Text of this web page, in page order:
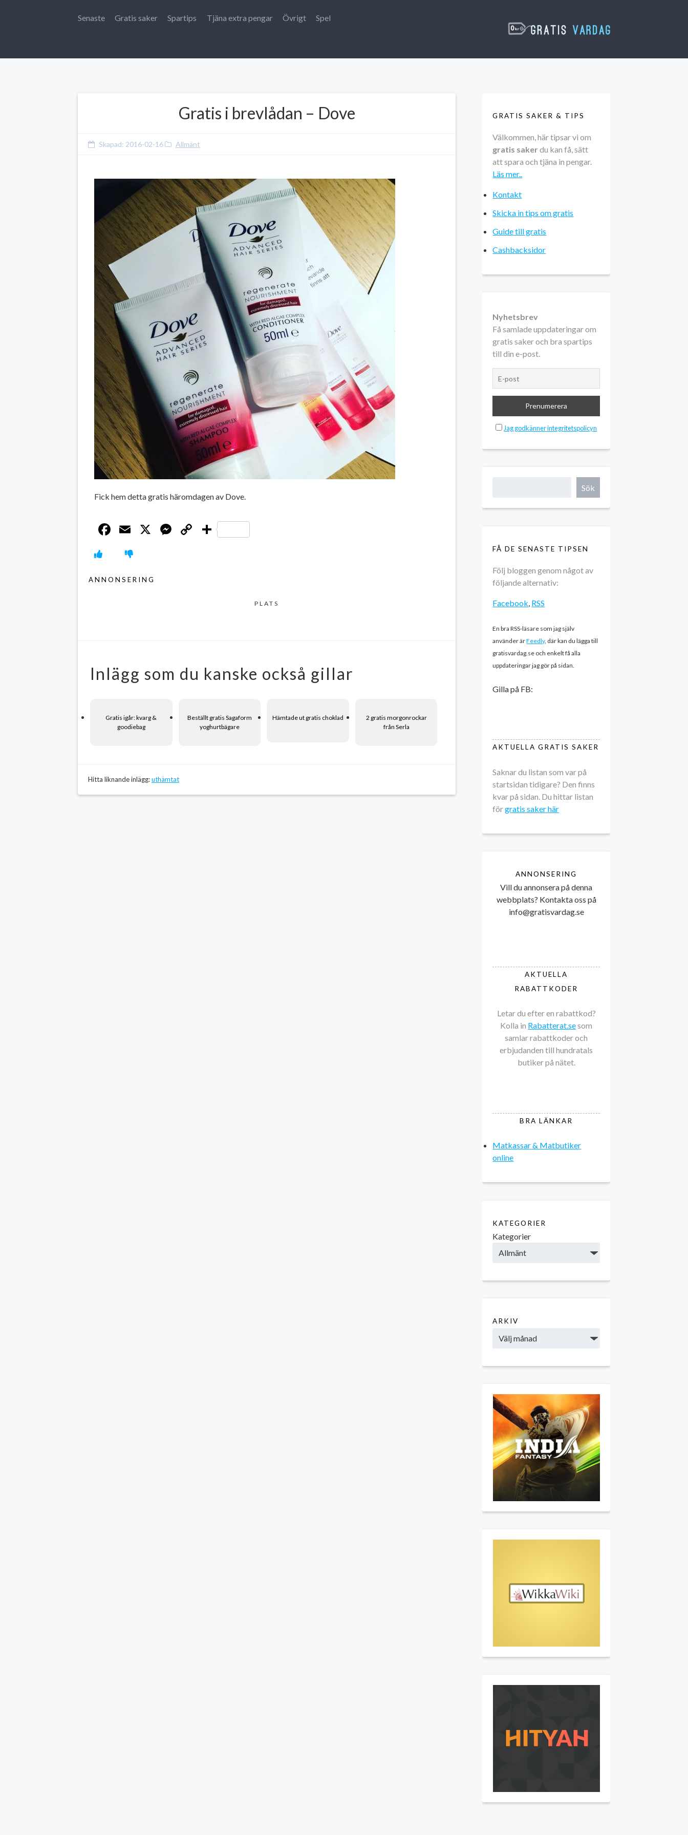
Senaste Gratis saker Spartips Tjäna extra pengar Övrigt Spel
Gratis i brevlådan – Dove
Skapad: 2016-02-16 Allmänt
Fick hem detta gratis häromdagen av Dove.
Facebook
Email
X Messenger
CopyDela
ANNONSERING
PLATS
Inlägg som du kanske också gillar
Gratis igår: kvarg &
goodiebag
Beställt gratis Sagaform
yoghurtbägare
Hämtade ut gratis choklad
2 gratis morgonrockar
från Serla
Hitta liknande inlägg:uthämtat
GRATIS SAKER & TIPS
Välkommen, här tipsar vi om
gratis saker du kan få, sätt
att spara och tjäna in pengar.
Läs mer..
Kontakt
Skicka in tips om gratis
Guide till gratis
Cashbacksidor
Nyhetsbrev
Få samlade uppdateringar om
gratis saker och bra spartips
till din e-post.
Jag godkänner integritetspolicyn
Sök
FÅ DE SENASTE TIPSEN
Följ bloggen genom något av
följande alternativ:
Facebook RSS
En bra RSS-läsare som jag själv
använder ärFeedly, där kan du lägga till
gratisvardag.se och enkelt få alla
uppdateringar jag gör på sidan.
Gilla på FB:
AKTUELLA GRATIS SAKER
Saknar du listan som var på
startsidan tidigare? Den finns
kvar på sidan. Du hittar listan
förgratis saker här
ANNONSERING
Vill du annonsera på denna
webbplats? Kontakta oss på
info@gratisvardag.se
AKTUELLA
RABATTKODER
Letar du efter en rabattkod?
Kolla in Rabatterat.sesom
samlar rabattkoder och
erbjudanden till hundratals
butiker på nätet.
BRA LÄNKAR
Matkassar & Matbutiker
online
KATEGORIER
Kategorier
ARKIV